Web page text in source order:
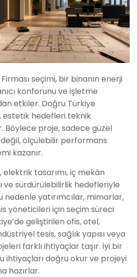
seçimi, bir binanın enerji
konforunu ve işletme
etkiler. Doğru Türkiye
estetik hedefleri teknik
Böylece proje, sadece güzel
ölçülebilir performans
kazanır.
tasarımı, iç mekân
ve sürdürülebilirlik hedefleriyle
nedenle yatırımcılar, mimarlar,
yöneticileri için seçim süreci
geliştirilen ofis, otel,
tesis, sağlık yapısı veya
farklı ihtiyaçlar taşır. İyi bir
ihtiyaçları doğru okur ve projeyi
hazırlar.